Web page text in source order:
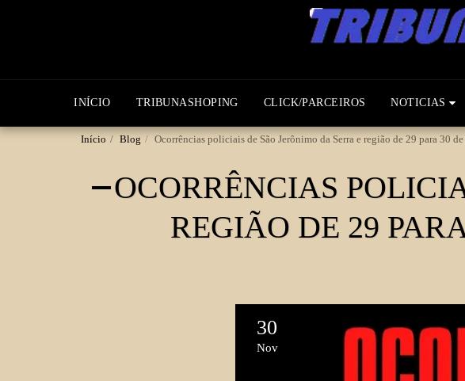
INÍCIO TRIBUNASHOPING CLICK/PARCEIROS NOTICIAS
Início Blog Ocorrências policiais de São Jerônimo da Serra e região de 29 para 30
OCORRÊNCIAS
REGIÃO DE 29
30
Nov